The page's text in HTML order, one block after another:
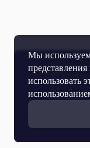
Мы
использовать